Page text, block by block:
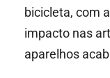
bicicleta, com
impacto nas
aparelhos